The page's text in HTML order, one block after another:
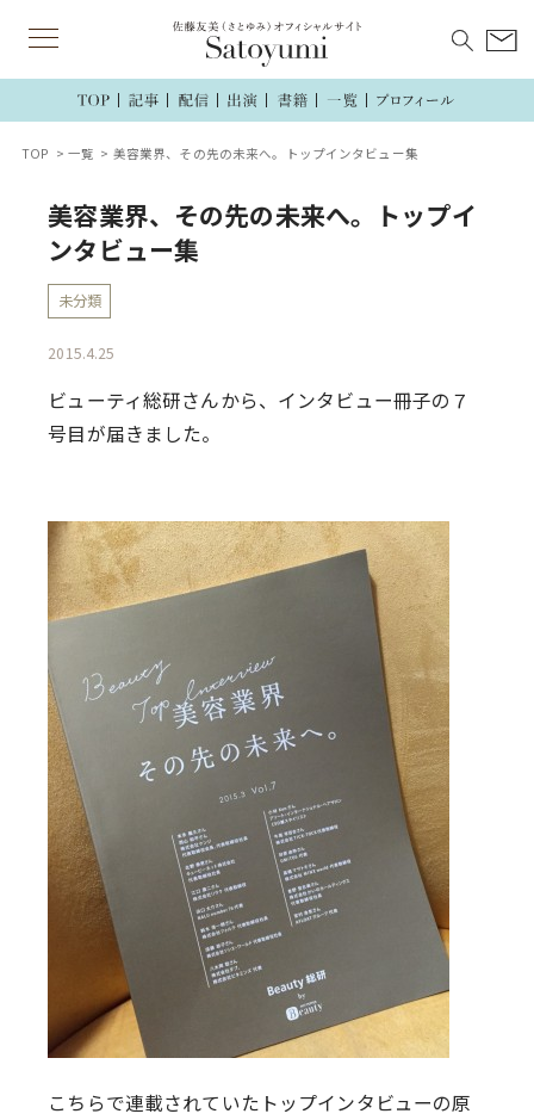
TOP 一覧 美容業界、その先の未来へ。トップインタビュー集
美容業界、その先の未来へ。トップイ
ンタビュー集
未分類
2015.4.25
ビューティ総研さんから、インタビュー冊子の７
号目が届きました。
こちらで連載されていたトップインタビューの原